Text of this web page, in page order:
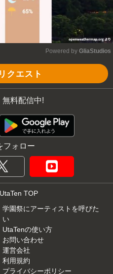
Powered by GliaStudios
クエスト
無料配信中!
フォロー
UtaTen TOP
学園祭にアーティストを呼びた
い
UtaTenの使い方
お問い合わせ
運営会社
利用規約
プライバシーポリシー